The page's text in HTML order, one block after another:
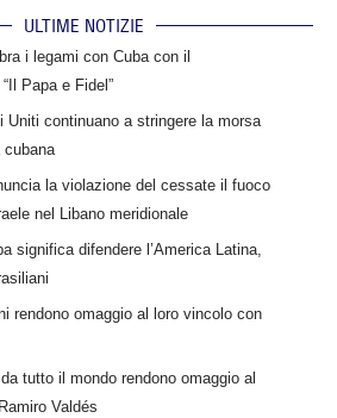
ULTIME NOTIZIE
i legami con Cuba con il
Papa e Fidel”
Uniti continuano a stringere la morsa
cubana
la violazione del cessate il fuoco
nel Libano meridionale
significa difendere l’America Latina,
rendono omaggio al loro vincolo con
tutto il mondo rendono omaggio al
Valdés